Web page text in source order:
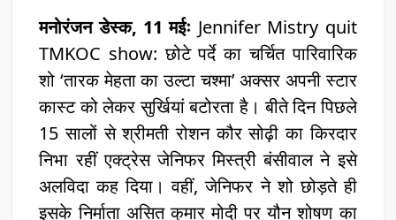
p
p
o
o
k
मनोरंजन डेस्क, 11 मईः Jennifer Mistry quit
TMKOC show: छोटे पर्दे का चर्चित पारिवारिक
शो ‘तारक मेहता का उल्टा चश्मा’ अक्सर अपनी स्टार
कास्ट को लेकर सुर्खियां बटोरता है। बीते दिन पिछले
15 सालों से श्रीमती रोशन कौर सोढ़ी का किरदार
निभा रहीं एक्ट्रेस जेनिफर मिस्त्री बंसीवाल ने इसे
अलविदा कह दिया। वहीं, जेनिफर ने शो छोड़ते ही
इसके निर्माता असित कुमार मोदी पर यौन शोषण का